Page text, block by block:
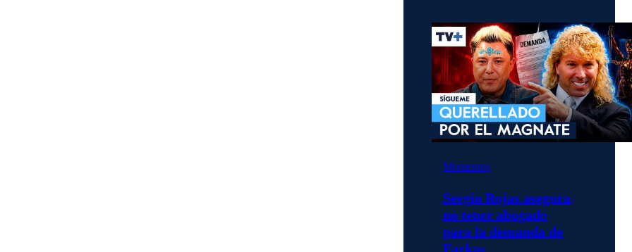
Momentos
Sergio Rojas asegura
no tener abogado
para la demanda de
Farkas